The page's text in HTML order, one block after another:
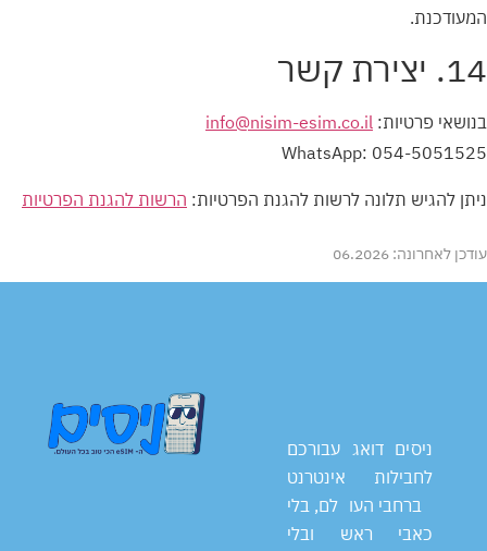
המעודכנת.
14. יצירת קשר
בנושאי פרטיות: info@nisim-esim.co.il
WhatsApp: 054-5051525
ניתן להגיש תלונה לרשות להגנת הפרטיות: הרשות להגנת הפרטיות
עודכן לאחרונה: 06.2026
ניסים דואג עבורכם
לחבילות אינטרנט
ברחבי העולם, בלי
כאבי ראש ובלי